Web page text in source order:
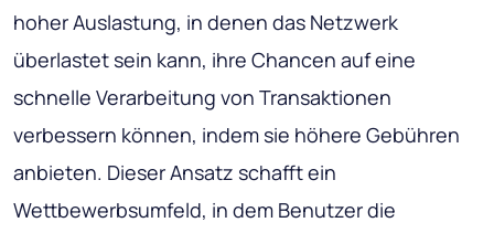
hoher Auslastung, in denen das Netzwerk
überlastet sein kann, ihre Chancen auf eine
schnelle Verarbeitung von Transaktionen
verbessern können, indem sie höhere Gebühren
anbieten. Dieser Ansatz schafft ein
Wettbewerbsumfeld, in dem Benutzer die